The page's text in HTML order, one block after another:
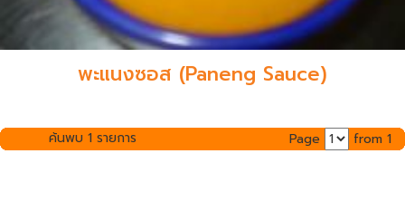
พะแนงซอส (Paneng Sauce)
ค้นพบ 1 รายการ Page from 1